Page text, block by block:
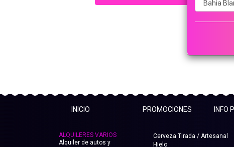
INICIO PROMOCIONES INFO
ALQUILERES VARIOS
Alquiler de autos y
Cerveza Tirada / Artesanal
Hielo